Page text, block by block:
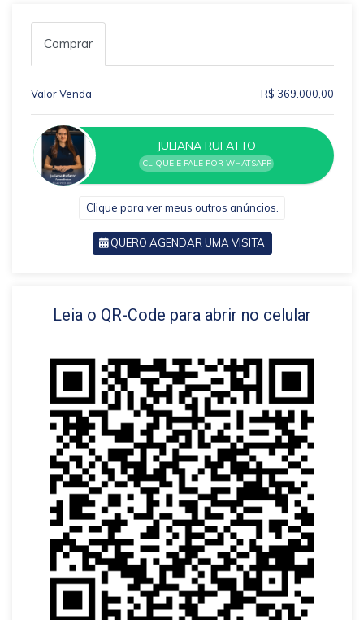
Comprar
Valor Venda R$ 369.000,00
JULIANA RUFATTO
CLIQUE E FALE POR WHATSAPP
Clique para ver meus outros anúncios.
QUERO AGENDAR UMA VISITA
VOLTAR
Leia o QR-Code para abrir no celular